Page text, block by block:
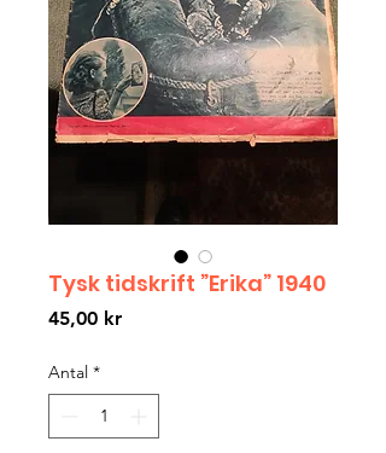
Tysk tidskrift ”Erika” 1940
45,00 krPris
Antal *